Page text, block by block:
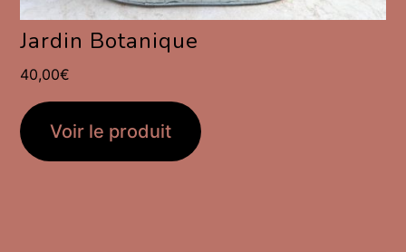
Jardin Botanique
40,00€
Voir le produit